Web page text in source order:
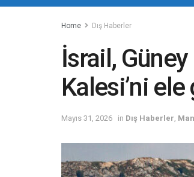
Home Dış Haberler
İsrail,
Kalesi’ni
Mayıs 31, 2026 in Dış Haberler